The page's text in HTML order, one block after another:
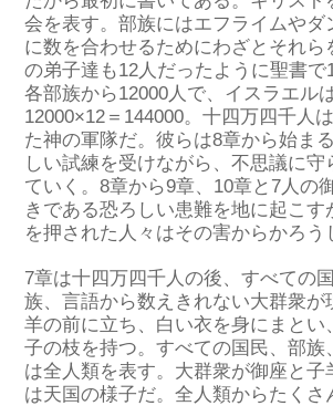
会を表す。部族にはエフライムやダ
に数を合わせるためにわざとそれら
の弟子達 も12人だったように聖書で
各部族から12000人 で、 イスラエル
12000×12＝ 144000。十四万四千人
た神の軍隊だ。彼 らは8章から始ま
しい試練を受けながら 、不思議に守
てい く 。8章から9章、10章と7人の
きである恐ろしい患難を地に起こす
を押された人々はその害からかろう
7章は十四万四千人の後、すべての
族、言語から数えきれない大群衆が
羊の前に立ち、白い衣を身に まとい
子の枝を持つ。すべての国民、部族
は全人類を表す。大群衆が御座と子
は天国の様子だ。全人類からたくさ